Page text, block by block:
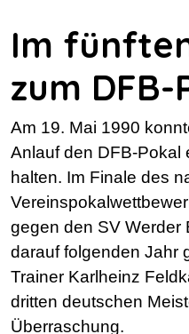
Im
zum
Am 19. Mai 1990
Anlauf den DFB-Pokal
halten. Im Finale des
gegen den SV Werder
darauf folgenden Jahr
Trainer Karlheinz
dritten deutschen
Überraschung.